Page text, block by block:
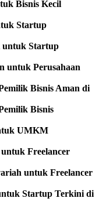
Bisnis Kecil
Startup
untuk Startup
untuk Perusahaan
Bisnis Aman di
Bisnis
UMKM
Freelancer
untuk Freelancer
Startup Terkini di